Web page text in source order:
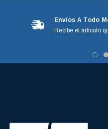
Envíos A Todo
Recibe el artículo